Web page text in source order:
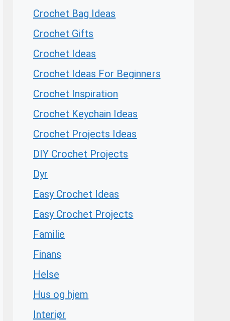
Crochet Bag Ideas
Crochet Gifts
Crochet Ideas
Crochet Ideas For Beginners
Crochet Inspiration
Crochet Keychain Ideas
Crochet Projects Ideas
DIY Crochet Projects
Dyr
Easy Crochet Ideas
Easy Crochet Projects
Familie
Finans
Helse
Hus og hjem
Interiør